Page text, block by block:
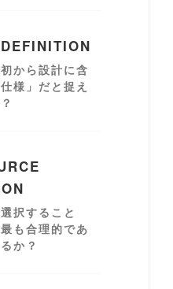
から設計に含
様」だと捉え
択すること
も合理的であ
か？